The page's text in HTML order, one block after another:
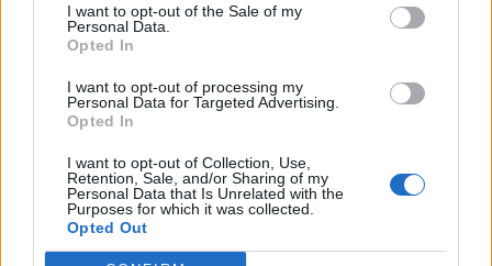
I want to opt-out of the Sale of my
Personal Data.
Opted In
I want to opt-out of processing my
Personal Data for Targeted Advertising.
Opted In
I want to opt-out of Collection, Use,
Retention, Sale, and/or Sharing of my
Personal Data that Is Unrelated with the
Purposes for which it was collected.
Opted Out